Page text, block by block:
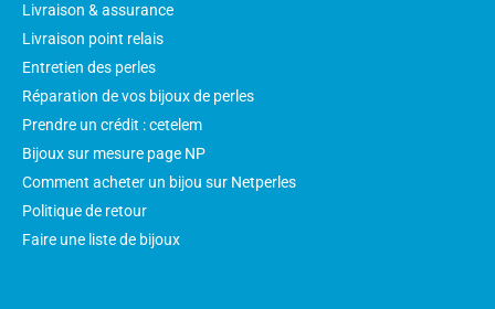
Livraison & assurance
Livraison point relais
Entretien des perles
Réparation de vos bijoux de perles
Prendre un crédit : cetelem
Bijoux sur mesure page NP
Comment acheter un bijou sur Netperles
Politique de retour
Faire une liste de bijoux